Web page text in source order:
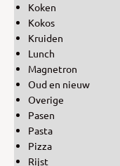
Koken
Kokos
Kruiden
Lunch
Magnetron
Oud en nieuw
Overige
Pasen
Pasta
Pizza
Rijst